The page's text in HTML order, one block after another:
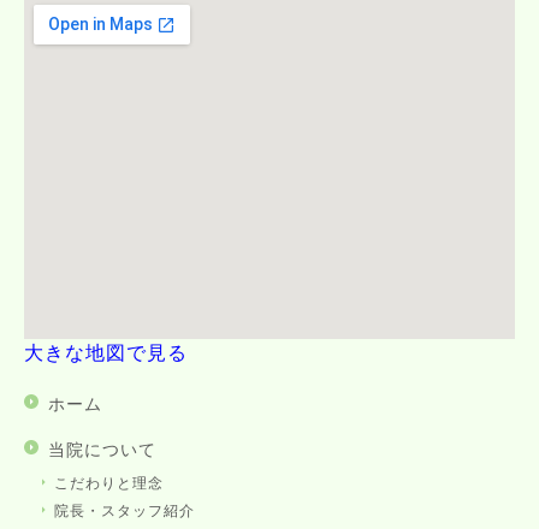
大きな地図で見る
ホーム
当院について
こだわりと理念
院長・スタッフ紹介